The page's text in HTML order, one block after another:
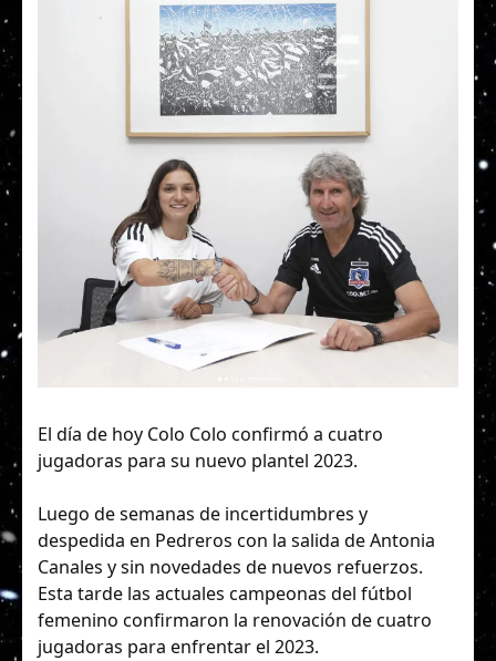
El día de hoy Colo Colo confirmó a cuatro
jugadoras para su nuevo plantel 2023.
Luego de semanas de incertidumbres y
despedida en Pedreros con la salida de Antonia
Canales y sin novedades de nuevos refuerzos.
Esta tarde las actuales campeonas del fútbol
femenino confirmaron la renovación de cuatro
jugadoras para enfrentar el 2023.